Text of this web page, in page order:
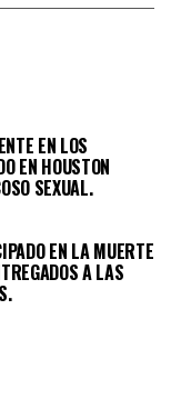
EN LOS
EN HOUSTON
SEXUAL.
EN LA MUERTE
A LAS